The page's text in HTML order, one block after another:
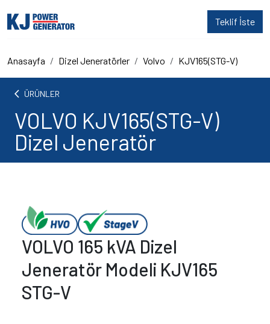
Teklif İste
Anasayfa Dizel Jeneratörler Volvo KJV165(STG-V)
arrow_back_ios ÜRÜNLER
VOLVO KJV165(STG-V)
Dizel Jeneratör
VOLVO 165 kVA Dizel
Jeneratör Modeli KJV165
STG-V